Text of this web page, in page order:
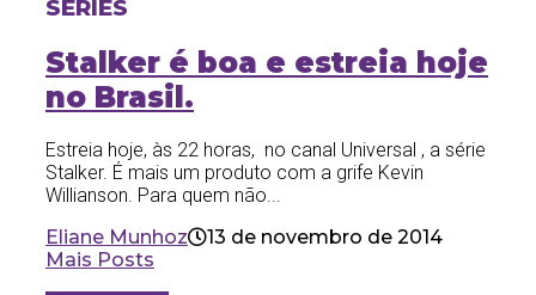
SÉRIES
Stalker é boa e estreia hoje
no Brasil.
Estreia hoje, às 22 horas, no canal Universal , a série
Stalker. É mais um produto com a grife Kevin
Willianson. Para quem não...
Eliane Munhoz
13 de novembro de 2014
Mais Posts